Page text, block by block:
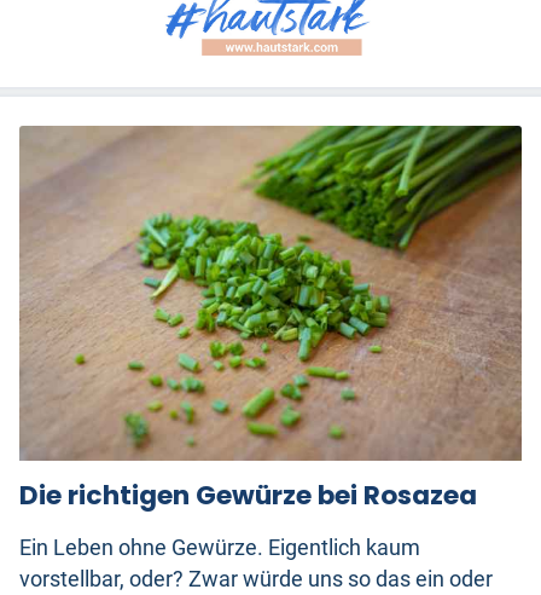
Die richtigen Gewürze bei Rosazea
Ein Leben ohne Gewürze. Eigentlich kaum
vorstellbar, oder? Zwar würde uns so das ein oder